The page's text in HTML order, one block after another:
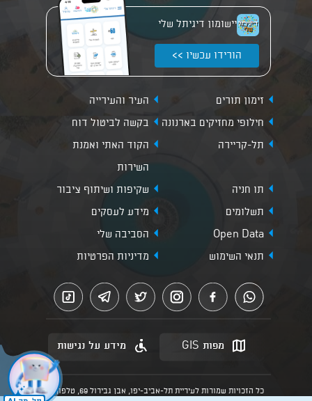
יישומון דיגיתל שלי
הורידו עכשיו >>
זימון תורים
העיר והעירייה
חילופי מחזיקים בארנונה
בקשה לביטול דוח
תל-קריירה
הקוד האתי ואמנת
השירות
תו חניה
שקיפות ושיתוף ציבור
תשלומים
מידע לעסקים
Open Data
הסביבה שלי
תנאי השימוש
מדיניות הפרטיות
מפות GIS מידע על נגישות
כל הזכויות שמורות לעיריית תל-אביב-יפו, אבן גבירול 69, טלפון: